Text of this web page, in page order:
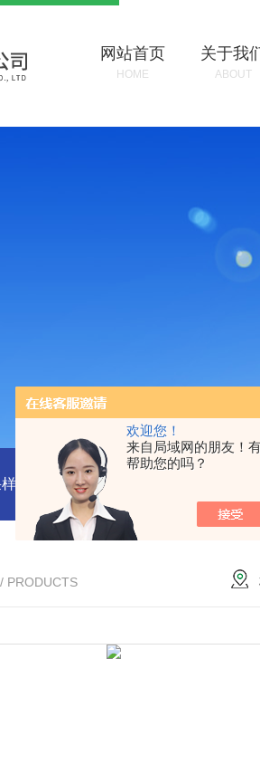
欢迎您！
来自局域网的朋友！
帮助您的吗？
网站首页
HOME
关于我
ABOUT
器 DryCal 800美国MesaLabs 气体质
/ PRODUCTS